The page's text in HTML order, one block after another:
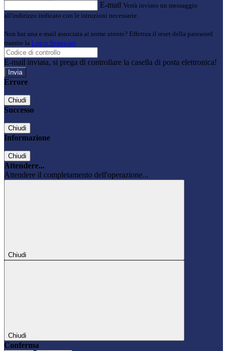
E-mail Verrà inviato un messaggio
all'indirizzo indicato con le istruzioni necessarie.
Non hai una e-mail associata al nome utente? Effettua il reset della password
tramite la Login Spaggiari
E-mail inviata, si prega di controllare la casella di posta elettronica!
Errore
Chiudi
Successo
Chiudi
Informazione
Chiudi
Attendere...
Attendere il completamento dell'operazione...
Chiudi
Chiudi
Conferma